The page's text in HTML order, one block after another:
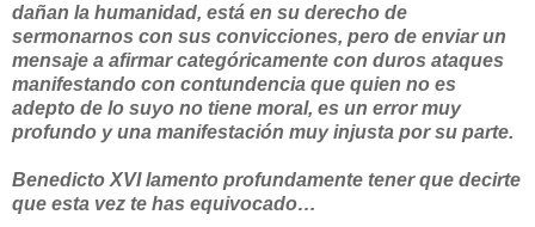
dañan la humanidad, está en su derecho de
sermonarnos con sus convicciones, pero de enviar un
mensaje a afirmar categóricamente con duros ataques
manifestando con contundencia que quien no es
adepto de lo suyo no tiene moral, es un error muy
profundo y una manifestación muy injusta por su parte.
Benedicto XVI lamento profundamente tener que decirte
que esta vez te has equivocado…